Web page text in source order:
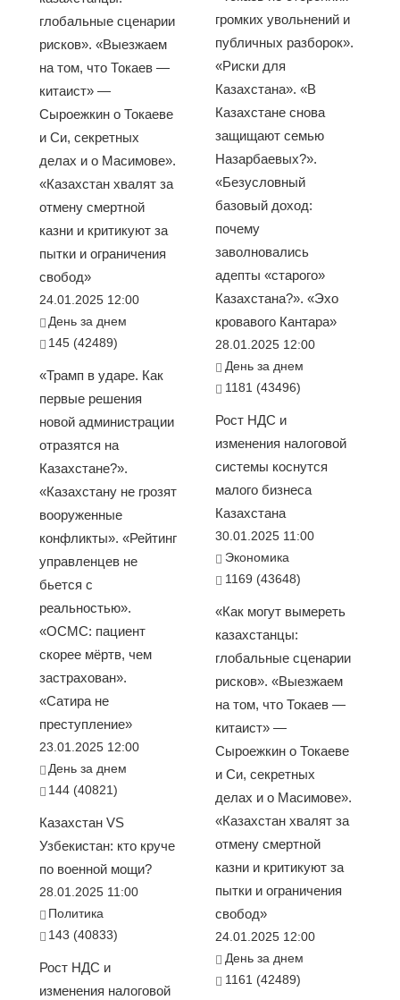
глобальные сценарии
рисков». «Выезжаем
на том, что Токаев —
китаист» —
Сыроежкин о Токаеве
и Си, секретных
делах и о Масимове».
«Казахстан хвалят за
отмену смертной
казни и критикуют за
пытки и ограничения
свобод»
24.01.2025 12:00
День за днем
145 (42489)
«Трамп в ударе. Как
первые решения
новой администрации
отразятся на
Казахстане?».
«Казахстану не грозят
вооруженные
конфликты». «Рейтинг
управленцев не
бьется с
реальностью».
«ОСМС: пациент
скорее мёртв, чем
застрахован».
«Сатира не
преступление»
23.01.2025 12:00
День за днем
144 (40821)
Казахстан VS
Узбекистан: кто круче
по военной мощи?
28.01.2025 11:00
Политика
143 (40833)
Рост НДС и
изменения налоговой
громких увольнений и
публичных разборок».
«Риски для
Казахстана». «В
Казахстане снова
защищают семью
Назарбаевых?».
«Безусловный
базовый доход:
почему
заволновались
адепты «старого»
Казахстана?». «Эхо
кровавого Кантара»
28.01.2025 12:00
День за днем
1181 (43496)
Рост НДС и
изменения налоговой
системы коснутся
малого бизнеса
Казахстана
30.01.2025 11:00
Экономика
1169 (43648)
«Как могут вымереть
казахстанцы:
глобальные сценарии
рисков». «Выезжаем
на том, что Токаев —
китаист» —
Сыроежкин о Токаеве
и Си, секретных
делах и о Масимове».
«Казахстан хвалят за
отмену смертной
казни и критикуют за
пытки и ограничения
свобод»
24.01.2025 12:00
День за днем
1161 (42489)